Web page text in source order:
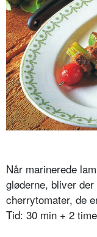
Når marinerede
gløderne, bliver
cherrytomater, de
Tid: 30 min + 2